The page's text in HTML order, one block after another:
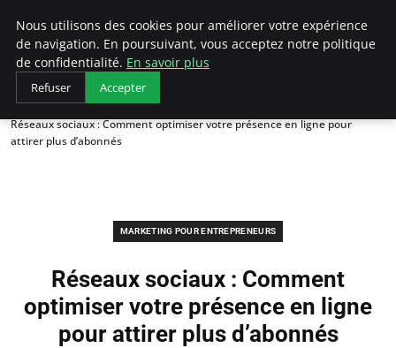
LECFCM
Accueil
Marketing pour entrepreneurs
Réseaux sociaux : Comment optimiser votre présence en ligne pour
attirer plus d’abonnés
MARKETING POUR ENTREPRENEURS
Réseaux sociaux : Comment
optimiser votre présence en ligne
pour attirer plus d’abonnés
Nous utilisons des cookies pour améliorer votre expérience
de navigation. En poursuivant, vous acceptez notre politique
de confidentialité. En savoir plus
Refuser Accepter